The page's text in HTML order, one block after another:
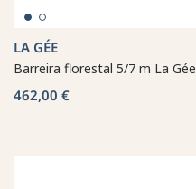
LA GÉE
Barreira florestal 5/7 m La Gée
462,00 €